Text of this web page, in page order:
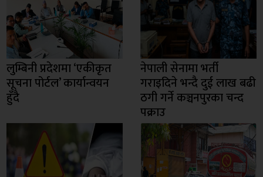
लुम्बिनी प्रदेशमा ‘एकीकृत
सूचना पोर्टल’ कार्यान्वयन
हुँदै
नेपाली सेनामा भर्ती
गराइदिने भन्दै दुई लाख बढी
ठगी गर्ने कञ्चनपुरका चन्द
पक्राउ